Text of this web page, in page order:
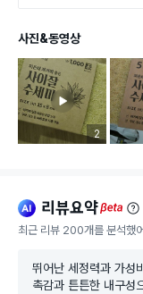
사진&동영상
리뷰 이미지
2
ai 리뷰요약beta
최근 리뷰 200개를 분석했
뛰어난 세정력과 가성
촉감과 튼튼한 내구성